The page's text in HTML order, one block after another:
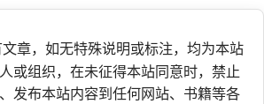
章，如无特殊说明或标注，均为本站
或组织，在未征得本站同意时，禁止
发布本站内容到任何网站、书籍等各